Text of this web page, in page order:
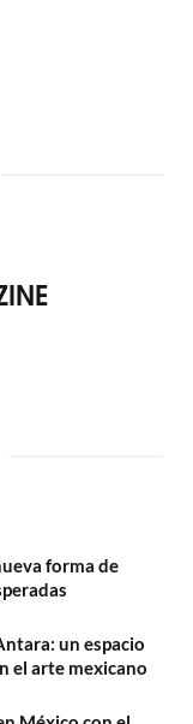
forma de
un espacio
el arte mexicano